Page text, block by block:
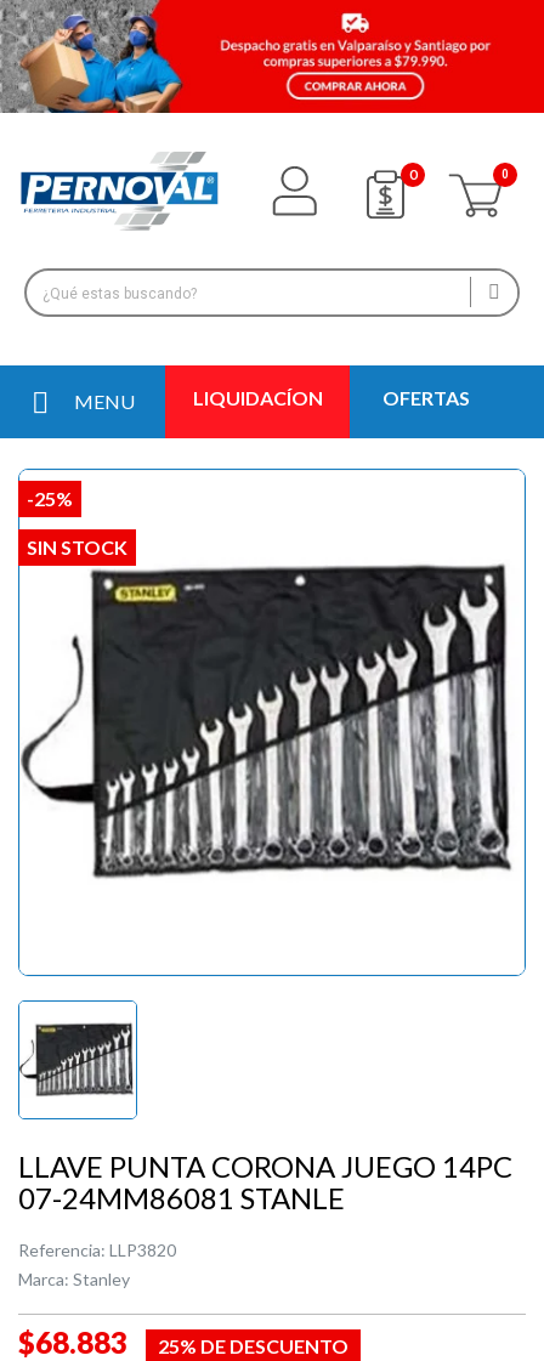
0
MENU LIQUIDACÍON OFERTAS
-25%
SIN STOCK
LLAVE PUNTA CORONA JUEGO 14PC
07-24MM86081 STANLE
Referencia: LLP3820
Marca: Stanley
$68.883
25% DE DESCUENTO